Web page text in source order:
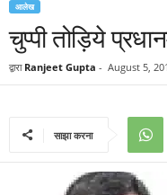
आलेख
चुप्पी तोड़िये
द्वारा Ranjeet Gupta - August 5,
साझा करना